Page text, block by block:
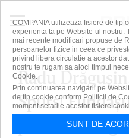
Radu
Spurs!
pe ”lista
COMPANIA utilizeaza fisiere de tip
experienta ta pe Website-ul nostru.
mai recente modificari propuse de
persoanelor fizice in ceea ce
privind libera circulatie a acestor
nostru te rugam sa aloci timpul
Cookie.
Prin continuarea navigarii pe
de tip cookie conform Politicii de
moment setarile acestor fisiere
SUNT DE